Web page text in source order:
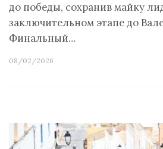
до победы, сохранив майку
заключительном этапе до
Финальный…
08/02/2026